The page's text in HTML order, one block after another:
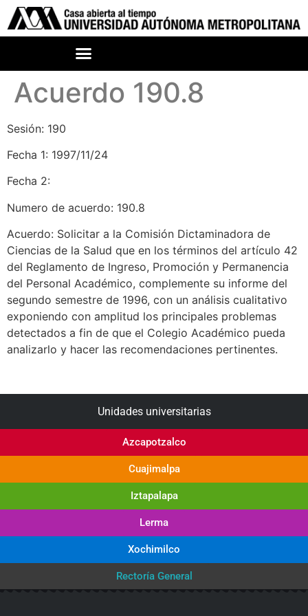
Acuerdo 190.8
Sesión: 190
Fecha 1: 1997/11/24
Fecha 2:
Numero de acuerdo: 190.8
Acuerdo: Solicitar a la Comisión Dictaminadora de
Ciencias de la Salud que en los términos del artículo 42
del Reglamento de Ingreso, Promoción y Permanencia
del Personal Académico, complemente su informe del
segundo semestre de 1996, con un análisis cualitativo
exponiendo con amplitud los principales problemas
detectados a fin de que el Colegio Académico pueda
analizarlo y hacer las recomendaciones pertinentes.
Unidades universitarias
Azcapotzalco
Cuajimalpa
Iztapalapa
Lerma
Xochimilco
Rectoría General